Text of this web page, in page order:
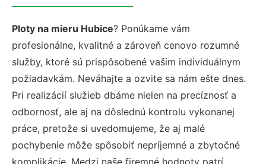
Ploty na mieru Hubice? Ponúkame vám
profesionálne, kvalitné a zároveň cenovo rozumné
služby, ktoré sú prispôsobené vašim individuálnym
požiadavkám. Neváhajte a ozvite sa nám ešte dnes.
Pri realizácií služieb dbáme nielen na precíznosť a
odbornosť, ale aj na dôslednú kontrolu vykonanej
práce, pretože si uvedomujeme, že aj malé
pochybenie môže spôsobiť nepríjemné a zbytočné
komplikácie. Medzi naše firemné hodnoty patrí